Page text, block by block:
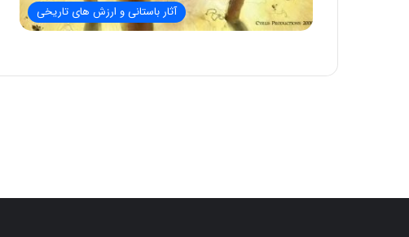
آثار باستانی و ارزش های تاریخی